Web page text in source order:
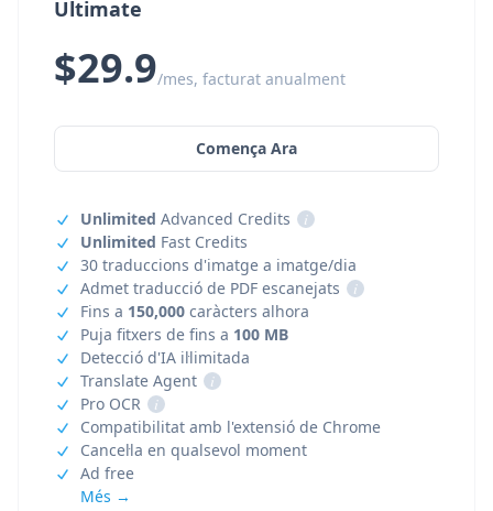
Ultimate
$29.9/mes, facturat anualment
Comença Ara
Unlimited Advanced Credits
i
Unlimited Fast Credits
30 traduccions d'imatge a imatge/dia
Admet traducció de PDF escanejats
i
Fins a 150,000 caràcters alhora
Puja fitxers de fins a 100 MB
Detecció d'IA il·limitada
Translate Agent
i
Pro OCR
i
Compatibilitat amb l'extensió de Chrome
Cancel·la en qualsevol moment
Ad free
Més →